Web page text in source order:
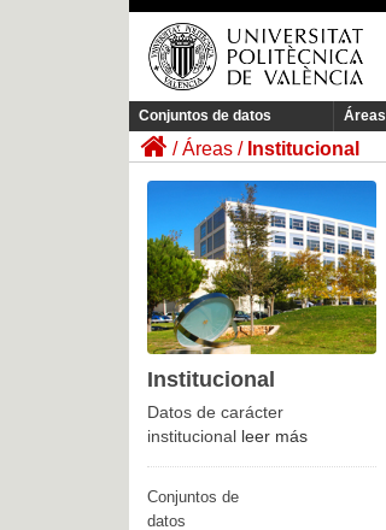
Conjuntos de datos Áreas
Áreas Institucional
Institucional
Datos de carácter
institucional leer más
Conjuntos de
datos